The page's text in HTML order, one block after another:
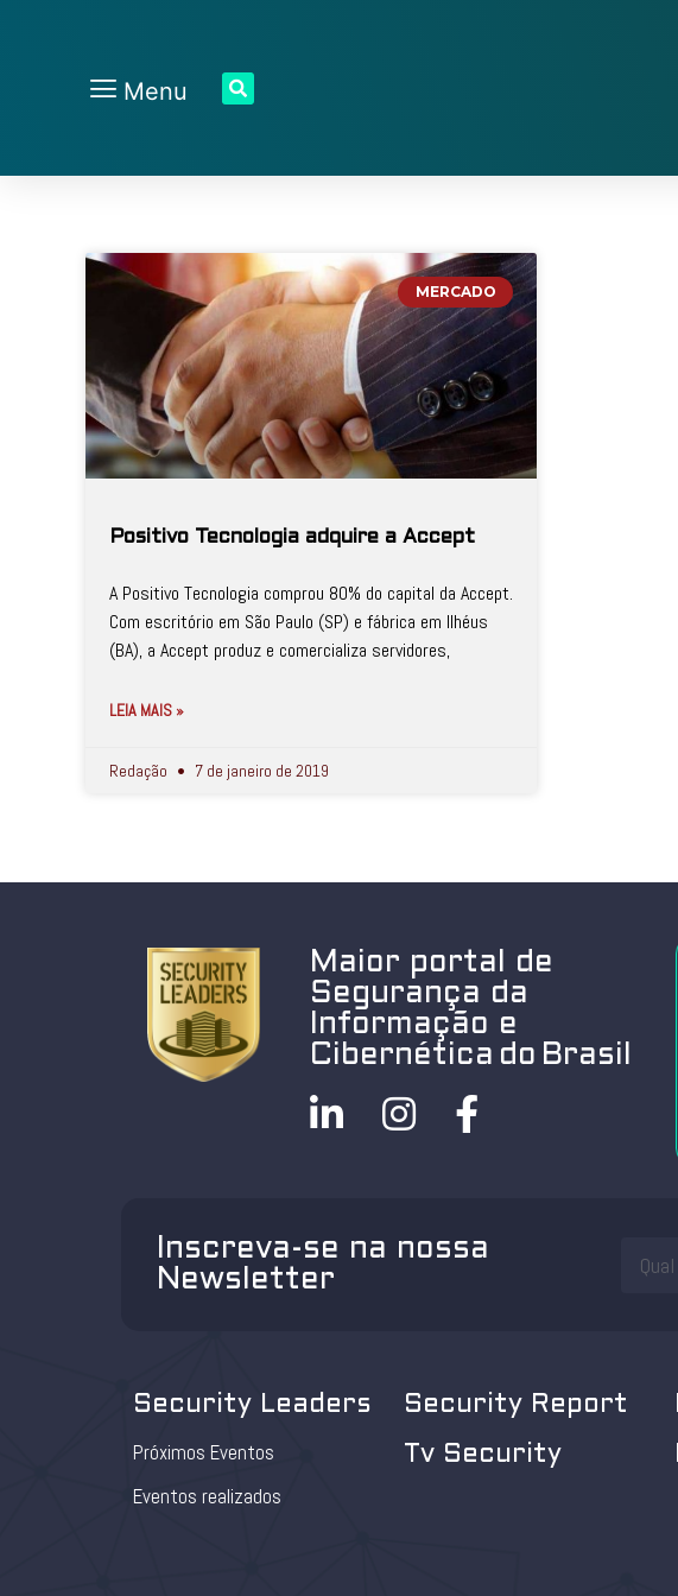
Menu
MERCADO
Positivo Tecnologia adquire a Accept
A Positivo Tecnologia comprou 80% do capital da Accept.
Com escritório em São Paulo (SP) e fábrica em Ilhéus
(BA), a Accept produz e comercializa servidores,
LEIA MAIS »
Redação 7 de janeiro de 2019
Maior portal de
Segurança da
Informação e
Cibernética do Brasil
Inscreva-se na nossa
Newsletter
Security Leaders
Próximos Eventos
Eventos realizados
Security Report
Tv Security